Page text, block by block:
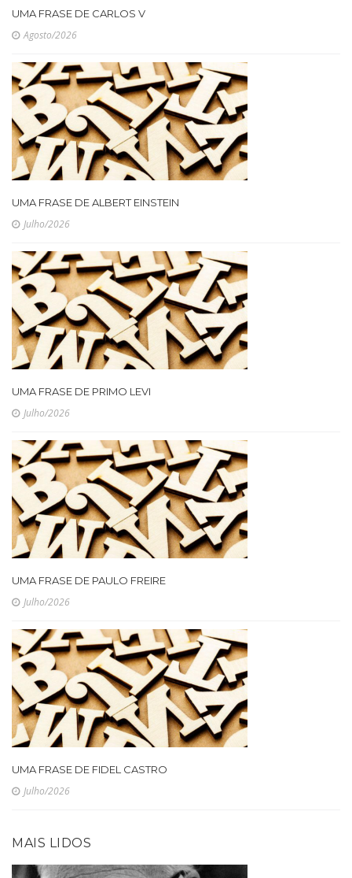
UMA FRASE DE CARLOS V
Agosto/2026
UMA FRASE DE ALBERT EINSTEIN
Julho/2026
UMA FRASE DE PRIMO LEVI
Julho/2026
UMA FRASE DE PAULO FREIRE
Julho/2026
UMA FRASE DE FIDEL CASTRO
Julho/2026
MAIS LIDOS